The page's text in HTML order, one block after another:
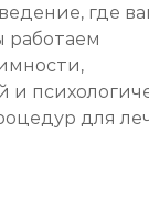
где
и
для